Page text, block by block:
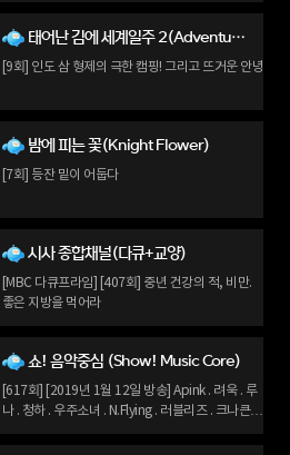
태어난 김에 세계일주 2(Adventure by Accident 2)
[9회] 인도 삼 형제의 극한 캠핑! 그리고 뜨거운 안녕
밤에 피는 꽃(Knight Flower)
[7회] 등잔 밑이 어둡다
시사 종합채널(다큐+교양)
[MBC 다큐프라임] [407회] 중년 건강의 적, 비만.
좋은 지방을 먹어라
쇼! 음악중심 (Show! Music Core)
[617회] [2019년 1월 12일 방송] Apink . 려욱 . 루
나 . 청하 . 우주소녀 . N.Flying . 러블리즈 . 크나큰 .
라붐 . 업텐션 .